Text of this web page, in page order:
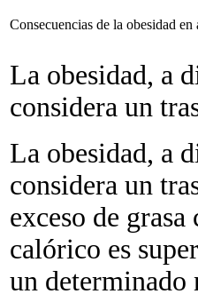
Consecuencias de la obesidad en
La obesidad, a
considera un
La obesidad, a
considera un
exceso de
calórico es
un determinado